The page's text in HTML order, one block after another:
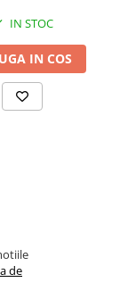
IN STOC
IN COS
de